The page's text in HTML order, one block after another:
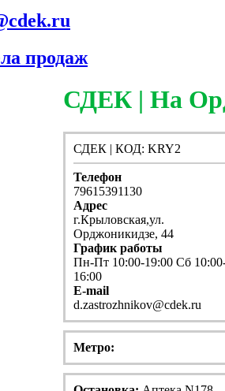
продаж
СДЕК | На
СДЕК | КОД: KRY2
Телефон
79615391130
Адрес
г.Крыловская,ул.
Орджоникидзе, 44
График работы
Пн-Пт 10:00-19:00 Сб
16:00
E-mail
d.zastrozhnikov@cdek.ru
Метро: